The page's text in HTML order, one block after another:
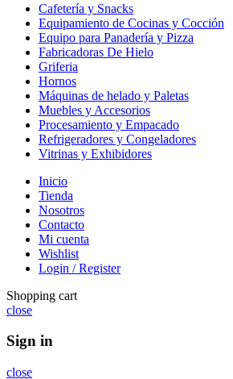
Cafetería y Snacks
Equipamiento de Cocinas y Cocción
Equipo para Panadería y Pizza
Fabricadoras De Hielo
Griferia
Hornos
Máquinas de helado y Paletas
Muebles y Accesorios
Procesamiento y Empacado
Refrigeradores y Congeladores
Vitrinas y Exhibidores
Inicio
Tienda
Nosotros
Contacto
Mi cuenta
Wishlist
Login / Register
Shopping cart
close
Sign in
close